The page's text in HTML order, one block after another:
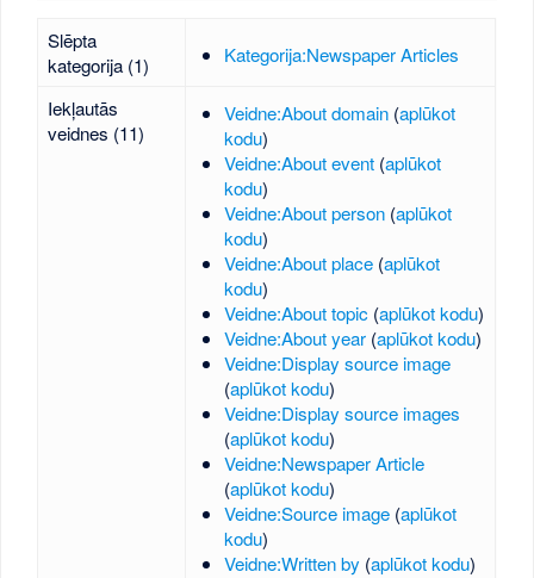
Slēpta
kategorija (1)
Kategorija:Newspaper Articles
Iekļautās
veidnes (11)
Veidne:About domain (aplūkot
kodu)
Veidne:About event (aplūkot
kodu)
Veidne:About person (aplūkot
kodu)
Veidne:About place (aplūkot
kodu)
Veidne:About topic (aplūkot kodu)
Veidne:About year (aplūkot kodu)
Veidne:Display source image
(aplūkot kodu)
Veidne:Display source images
(aplūkot kodu)
Veidne:Newspaper Article
(aplūkot kodu)
Veidne:Source image (aplūkot
kodu)
Veidne:Written by (aplūkot kodu)